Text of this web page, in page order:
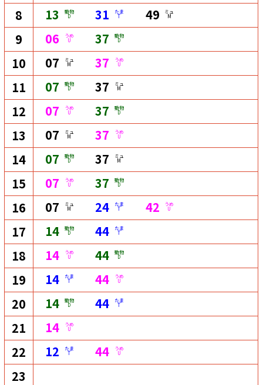
8 13 動物
D 31 たま
T 49 ミュ
M
9 06 うめ
U 37 動物
D
10 07 ミュ
M 37 うめ
U
11 07 動物
D 37 ミュ
M
12 07 うめ
U 37 動物
D
13 07 ミュ
M 37 うめ
U
14 07 動物
D 37 ミュ
M
15 07 うめ
U 37 動物
D
16 07 ミュ
M 24 たま
T 42 うめ
U
17 14 動物
D 44 たま
T
18 14 うめ
U 44 動物
D
19 14 たま
T 44 うめ
U
20 14 動物
D 44 たま
T
21 14 うめ
U
22 12 たま
T 44 うめ
U
23